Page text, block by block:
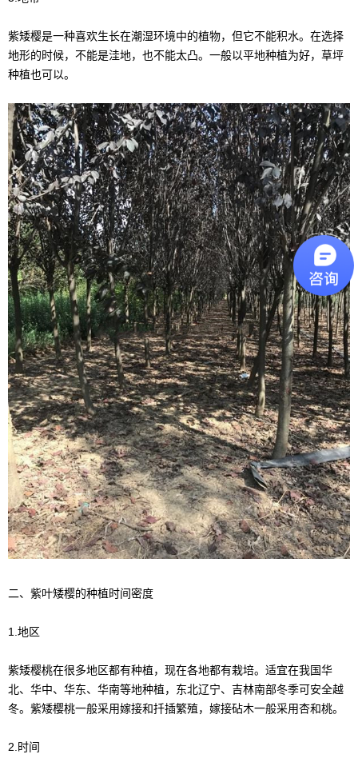
紫矮樱是一种喜欢生长在潮湿环境中的植物，但它不能积水。在选择
地形的时候，不能是洼地，也不能太凸。一般以平地种植为好，草坪
种植也可以。
二、紫叶矮樱的种植时间密度
1.地区
紫矮樱桃在很多地区都有种植，现在各地都有栽培。适宜在我国华
北、华中、华东、华南等地种植，东北辽宁、吉林南部冬季可安全越
冬。紫矮樱桃一般采用嫁接和扦插繁殖，嫁接砧木一般采用杏和桃。
2.时间